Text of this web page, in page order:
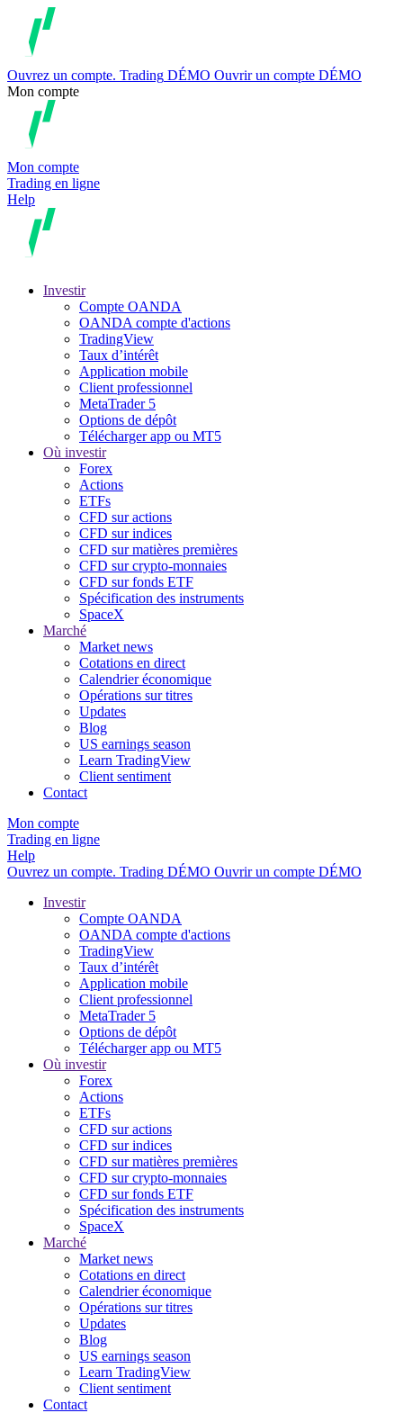
Ouvrez un compte. Trading DÉMO Ouvrir un compte DÉMO
Mon compte
Mon compte
Trading en ligne
Help
Investir
Compte OANDA
OANDA compte d'actions
TradingView
Taux d’intérêt
Application mobile
Client professionnel
MetaTrader 5
Options de dépôt
Télécharger app ou MT5
Où investir
Forex
Actions
ETFs
CFD sur actions
CFD sur indices
CFD sur matières premières
CFD sur crypto-monnaies
CFD sur fonds ETF
Spécification des instruments
SpaceX
Marché
Market news
Cotations en direct
Calendrier économique
Opérations sur titres
Updates
Blog
US earnings season
Learn TradingView
Client sentiment
Contact
Mon compte
Trading en ligne
Help
Ouvrez un compte. Trading DÉMO Ouvrir un compte DÉMO
Investir
Compte OANDA
OANDA compte d'actions
TradingView
Taux d’intérêt
Application mobile
Client professionnel
MetaTrader 5
Options de dépôt
Télécharger app ou MT5
Où investir
Forex
Actions
ETFs
CFD sur actions
CFD sur indices
CFD sur matières premières
CFD sur crypto-monnaies
CFD sur fonds ETF
Spécification des instruments
SpaceX
Marché
Market news
Cotations en direct
Calendrier économique
Opérations sur titres
Updates
Blog
US earnings season
Learn TradingView
Client sentiment
Contact